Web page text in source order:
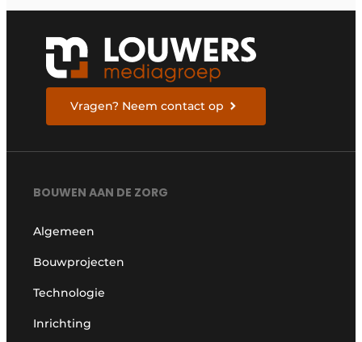
Vragen? Neem contact op
BOUWEN AAN DE ZORG
Algemeen
Bouwprojecten
Technologie
Inrichting